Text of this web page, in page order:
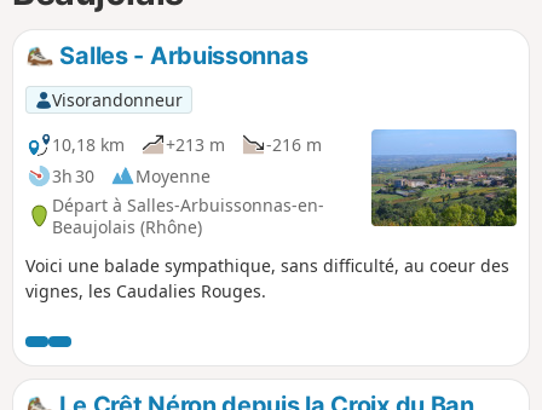
Salles - Arbuissonnas
Visorandonneur
10,18 km
+213 m
-216 m
3h 30
Moyenne
Départ à Salles-Arbuissonnas-en-
Beaujolais (Rhône)
Voici une balade sympathique, sans difficulté, au coeur des
vignes, les Caudalies Rouges.